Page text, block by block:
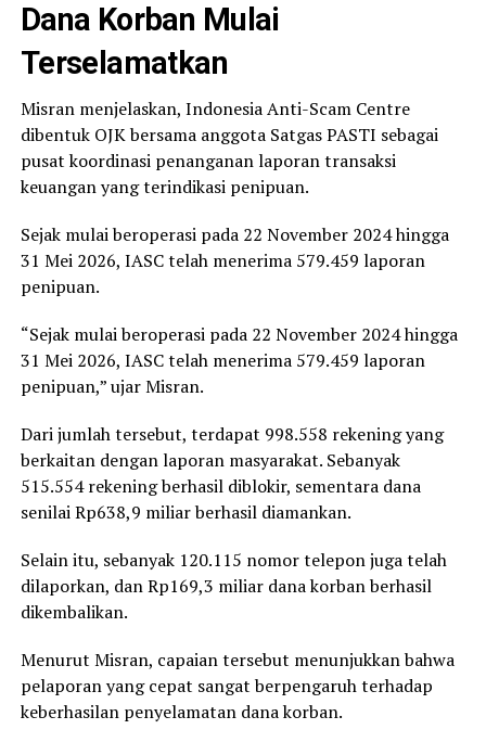
Dana Korban Mulai
Terselamatkan
Misran menjelaskan, Indonesia Anti-Scam Centre
dibentuk OJK bersama anggota Satgas PASTI sebagai
pusat koordinasi penanganan laporan transaksi
keuangan yang terindikasi penipuan.
Sejak mulai beroperasi pada 22 November 2024 hingga
31 Mei 2026, IASC telah menerima 579.459 laporan
penipuan.
“Sejak mulai beroperasi pada 22 November 2024 hingga
31 Mei 2026, IASC telah menerima 579.459 laporan
penipuan,” ujar Misran.
Dari jumlah tersebut, terdapat 998.558 rekening yang
berkaitan dengan laporan masyarakat. Sebanyak
515.554 rekening berhasil diblokir, sementara dana
senilai Rp638,9 miliar berhasil diamankan.
Selain itu, sebanyak 120.115 nomor telepon juga telah
dilaporkan, dan Rp169,3 miliar dana korban berhasil
dikembalikan.
Menurut Misran, capaian tersebut menunjukkan bahwa
pelaporan yang cepat sangat berpengaruh terhadap
keberhasilan penyelamatan dana korban.